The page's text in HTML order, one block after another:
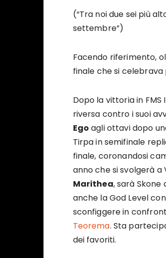
(“Tra noi due sei più
settembre”)
Facendo riferimento,
finale che si celebrava
Dopo la vittoria in
riversa contro i suoi
Ego agli ottavi dopo
Tirpa in semifinale
finale, coronandosi
anno che si svolgerà a
Marithea, sarà Skone
anche la God Level
sconfiggere in
Teorema. Sta
dei favoriti.